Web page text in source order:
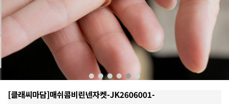
[클래씨마담]매쉬콤비린넨자켓-JK2606001-